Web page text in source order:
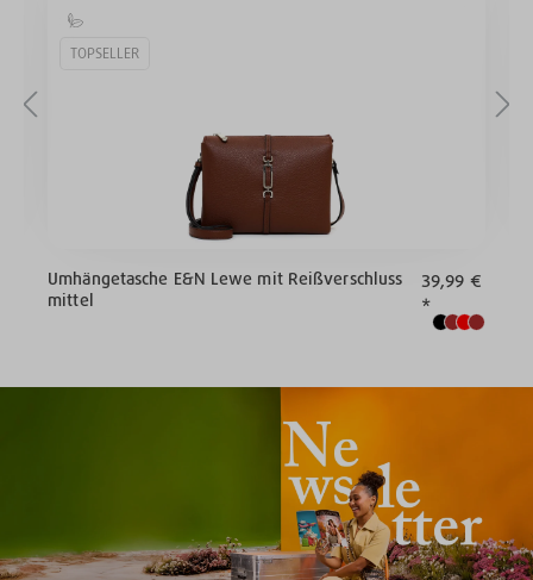
TOPSELLER
Umhängetasche E&N Lewe mit Reißverschluss
mittel
39,99 €
*